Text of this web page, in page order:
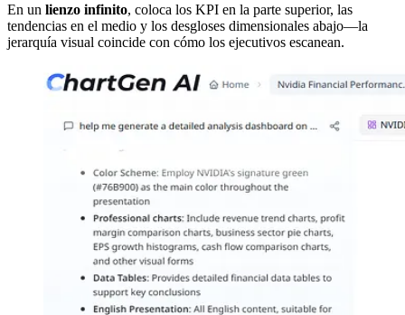
En un lienzo infinito, coloca los KPI en la parte superior, las
tendencias en el medio y los desgloses dimensionales abajo—la
jerarquía visual coincide con cómo los ejecutivos escanean.